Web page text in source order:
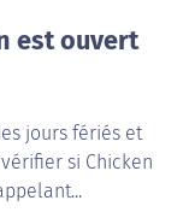
est ouvert
jours fériés et
si Chicken